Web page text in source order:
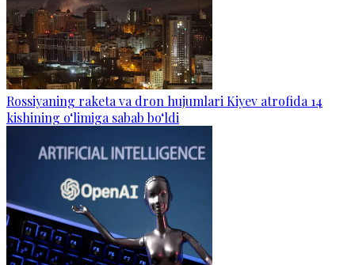
Rossiyaning raketa va dron hujumlari Kiyev atrofida 14
kishining o‘limiga sabab bo‘ldi